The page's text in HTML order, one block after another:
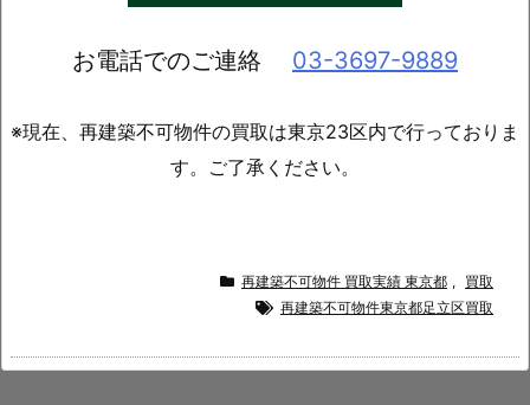
お電話でのご連絡 03-3697-9889
※現在、再建築不可物件の買取は東京23区内で行っておりま
す。ご了承ください。
再建築不可物件 買取実績 東京都 , 買取
再建築不可物件東京都足立区買取